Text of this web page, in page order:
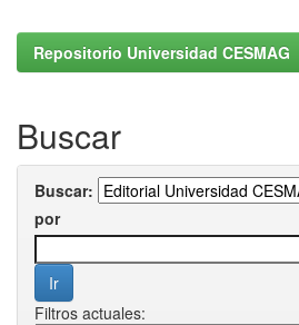
Repositorio Universidad CESMAG
Buscar
Buscar:
por
Filtros actuales: